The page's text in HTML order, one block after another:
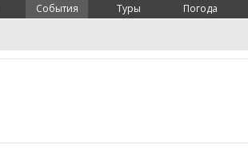
События Туры Погода